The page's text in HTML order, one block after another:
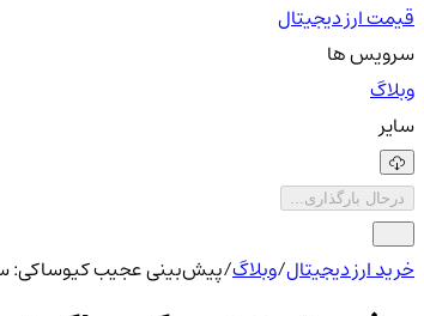
قیمت ارز دیجیتال
سرویس ها
وبلاگ
سایر
درحال بارگذاری...
خرید ارز دیجیتال/وبلاگ/پیش‌بینی عجیب کیوساکی: سقوط